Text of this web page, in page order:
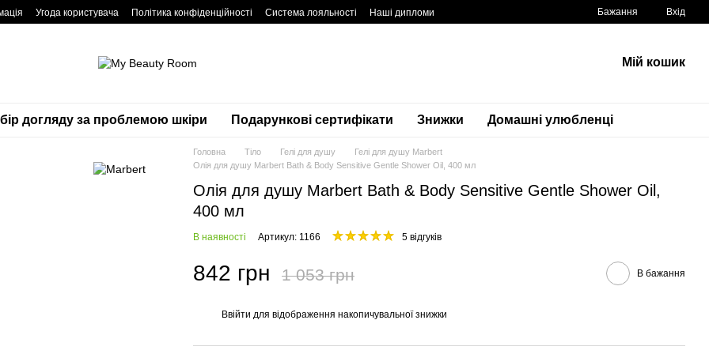
Угода користувача Політика конфіденційності Система лояльності Наші дипломи Бажання Вхід
Мій кошик
догляду за проблемою шкіри Подарункові сертифікати Знижки Домашні улюбленці
Головна Тіло Гелі для душу
Гелі для душу Marbert
Олія для душу Marbert Bath & Body Sensitive Gentle Shower Oil, 400 мл
Олія для душу Marbert Bath & Body Sensitive Gentle Shower Oil,
400 мл
В наявності Артикул: 1166 5 відгуків
842 грн 1 053 грн В бажання
Ввійти для відображення накопичувальної знижки